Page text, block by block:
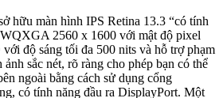
hữu màn hình IPS Retina 13.3 “có tính
2560 x 1600 với mật độ pixel
độ sáng tối đa 500 nits và hỗ trợ phạm
sắc nét, rõ ràng cho phép bạn có thể
ngoài bằng cách sử dụng cổng
có tính năng đầu ra DisplayPort. Một